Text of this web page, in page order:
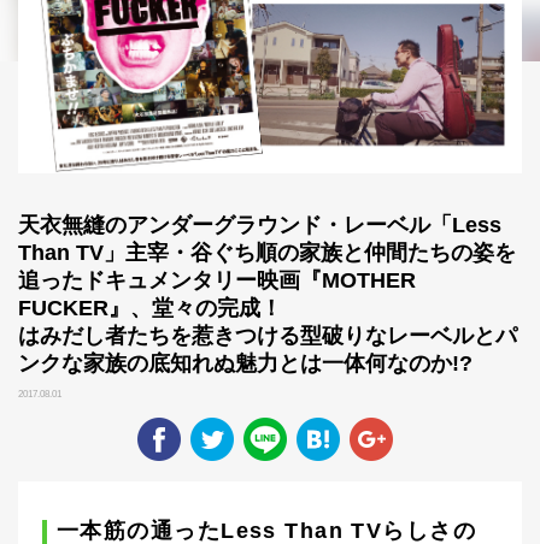
天衣無縫のアンダーグラウンド・レーベル「Less
Than TV」主宰・谷ぐち順の家族と仲間たちの姿を
追ったドキュメンタリー映画『MOTHER
FUCKER』、堂々の完成！
はみだし者たちを惹きつける型破りなレーベルとパ
ンクな家族の底知れぬ魅力とは一体何なのか!?
2017.08.01
一本筋の通ったLess Than TVらしさの